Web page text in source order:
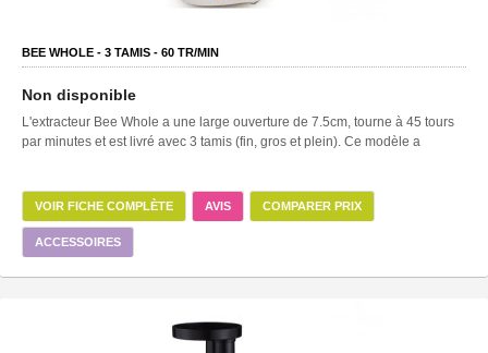
BEE WHOLE - 3 TAMIS - 60 TR/MIN
Non disponible
L'extracteur Bee Whole a une large ouverture de 7.5cm, tourne à 45 tours
par minutes et est livré avec 3 tamis (fin, gros et plein). Ce modèle a
VOIR FICHE COMPLÈTE AVIS COMPARER PRIX
ACCESSOIRES